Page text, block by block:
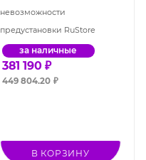
невозможности
предустановки RuStore
за наличные
381 190 ₽
449 804.20 ₽
В КОРЗИНУ